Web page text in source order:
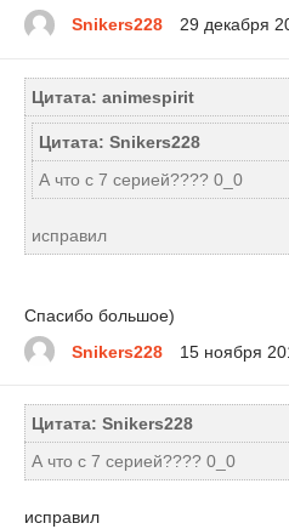
Snikers228
29 декабря
Цитата: animespirit
Цитата: Snikers228
А что с 7 серией???? 0_0
исправил
Спасибо большое)
Snikers228
15 ноября
Цитата: Snikers228
А что с 7 серией???? 0_0
исправил